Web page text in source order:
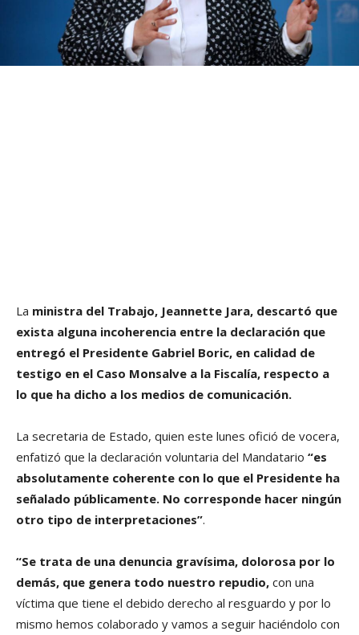
La ministra del Trabajo, Jeannette Jara, descartó que
exista alguna incoherencia entre la declaración que
entregó el Presidente Gabriel Boric, en calidad de
testigo en el Caso Monsalve a la Fiscalía, respecto a
lo que ha dicho a los medios de comunicación.
La secretaria de Estado, quien este lunes ofició de vocera,
enfatizó que la declaración voluntaria del Mandatario “es
absolutamente coherente con lo que el Presidente ha
señalado públicamente. No corresponde hacer ningún
otro tipo de interpretaciones”.
“Se trata de una denuncia gravísima, dolorosa por lo
demás, que genera todo nuestro repudio, con una
víctima que tiene el debido derecho al resguardo y por lo
mismo hemos colaborado y vamos a seguir haciéndolo con